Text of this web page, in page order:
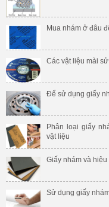
Mua nhám ở đâu
Các vật liệu mài
Để sử dụng giấy
Phân loại giấy
vật liệu
Giấy nhám và
Sử dụng giấy